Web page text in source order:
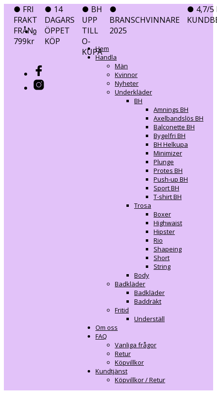
● FRI
FRAKT
FRÅN
799kr
● 14
DAGARS
ÖPPET
KÖP
● BH
UPP
TILL
O-
KUPA
●
BRANSCHVINNARE
2025
● 4,7/5
0
0
Hem
Handla
Män
Kvinnor
Nyheter
Underkläder
BH
Amnings BH
Axelbandslös BH
Balconette BH
Bygelfri BH
BH Helkupa
Minimizer
Plunge
Protes BH
Push-up BH
Sport BH
T-shirt BH
Trosa
Boxer
Highwaist
Hipster
Rio
Shapeing
Short
String
Body
Badkläder
Badkläder
Baddräkt
Fritid
Underställ
Om oss
FAQ
Vanliga frågor
Retur
Köpvillkor
Kundtjänst
Köpvillkor / Retur